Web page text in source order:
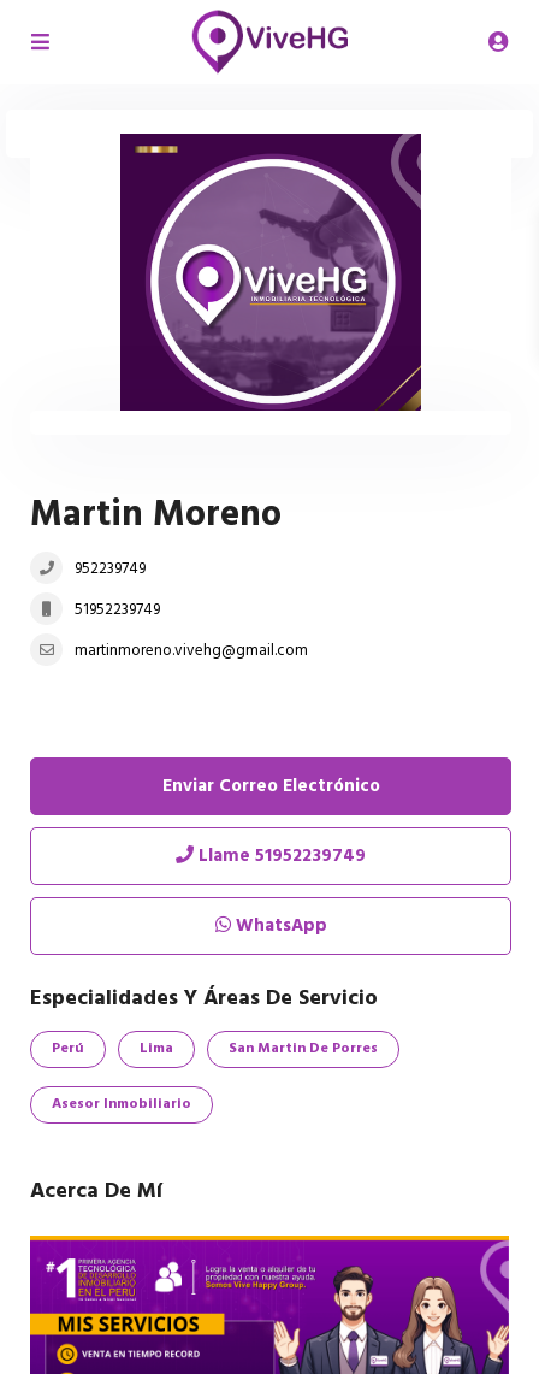
Martin Moreno
952239749
51952239749
martinmoreno.vivehg@gmail.com
Enviar Correo Electrónico
Llame 51952239749
WhatsApp
Especialidades Y Áreas De Servicio
Perú Lima San Martin De Porres
Asesor Inmobiliario
Acerca De Mí